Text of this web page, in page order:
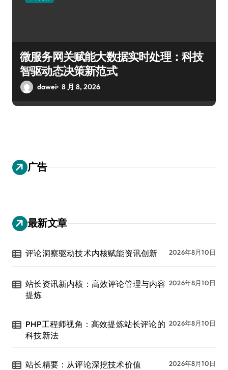
微服务网关赋能大数据实时处理：科技
智驱动态决策新范式
dawei 8 月 8, 2026
广告
最新文章
评论洞察驱动技术内核赋能资讯创新 2026年8月10日
站长资讯新内核：高效评论管理与内容
提炼
2026年8月10日
PHP工程师视角：高效提炼站长评论的
科技新法
2026年8月10日
站长精要：从评论深挖技术价值 2026年8月10日